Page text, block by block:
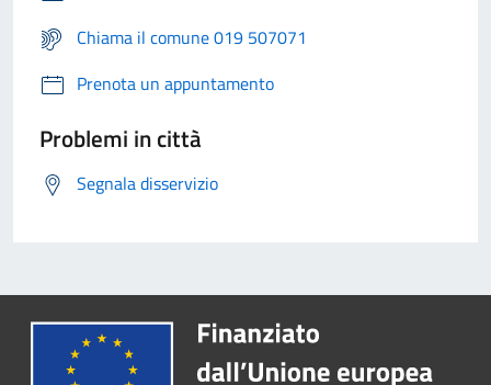
Chiama il comune 019 507071
Prenota un appuntamento
Problemi in città
Segnala disservizio